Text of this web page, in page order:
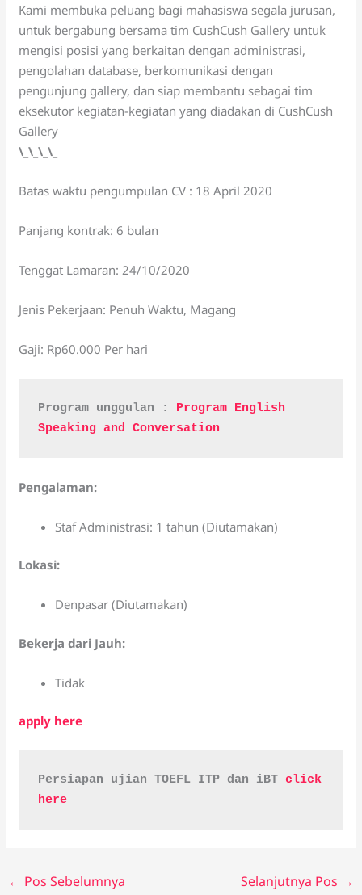
Kami membuka peluang bagi mahasiswa segala jurusan,
untuk bergabung bersama tim CushCush Gallery untuk
mengisi posisi yang berkaitan dengan administrasi,
pengolahan database, berkomunikasi dengan
pengunjung gallery, dan siap membantu sebagai tim
eksekutor kegiatan-kegiatan yang diadakan di CushCush
Gallery
\_\_\_\_
Batas waktu pengumpulan CV : 18 April 2020
Panjang kontrak: 6 bulan
Tenggat Lamaran: 24/10/2020
Jenis Pekerjaan: Penuh Waktu, Magang
Gaji: Rp60.000 Per hari
Program unggulan : Program English
Speaking and Conversation
Pengalaman:
Staf Administrasi: 1 tahun (Diutamakan)
Lokasi:
Denpasar (Diutamakan)
Bekerja dari Jauh:
Tidak
apply here
Persiapan ujian TOEFL ITP dan iBT click
here
← Pos Sebelumnya Selanjutnya Pos →